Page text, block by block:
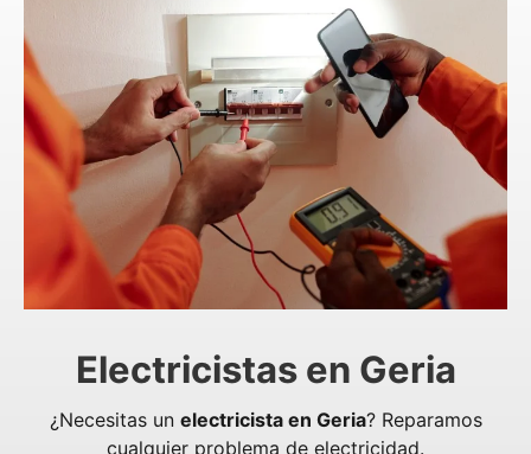
Electricistas en Geria
¿Necesitas un electricista en Geria? Reparamos
cualquier problema de electricidad.